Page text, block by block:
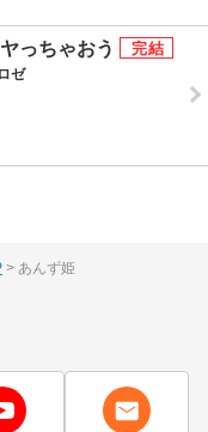
っちゃおう
ロゼ
あんず姫